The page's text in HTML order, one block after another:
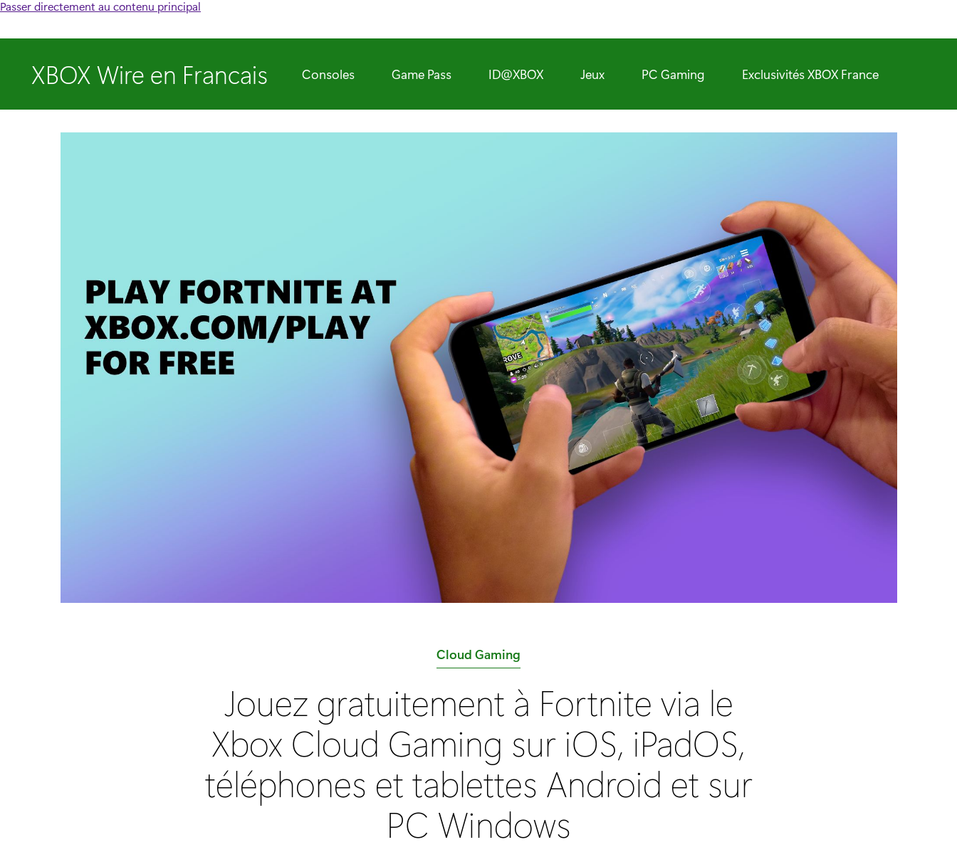
Passer directement au contenu principal
XBOX Wire en Francais Consoles Game Pass ID@XBOX Jeux PC Gaming Exclusivités XBOX France
C
t
é
g
o
r
e
Cloud Gaming
Jouez gratuitement à Fortnite via le
Xbox Cloud Gaming sur iOS, iPadOS,
téléphones et tablettes Android et sur
PC Windows